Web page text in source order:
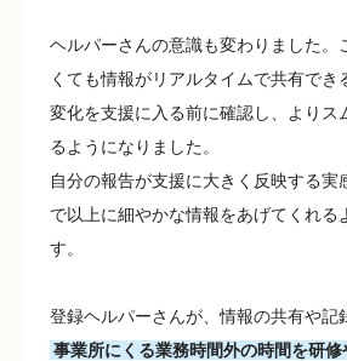
ヘルパーさんの意識も変わりました。
くても情報がリアルタイムで共有でき
変化を支援に入る前に確認し、よりス
るようになりました。
自分の報告が支援に大きく反映する実
で以上に細やかな情報をあげてくれる
す。
登録ヘルパーさんが、情報の共有や記
事業所にくる業務時間外の時間を研